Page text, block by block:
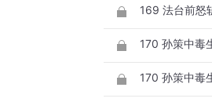
169 法台前怒
170 孙策中毒
170 孙策中毒